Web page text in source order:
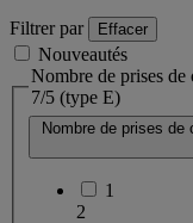
Filtrer par Effacer
Nouveautés
Nombre de prises
7/5 (type E)
Nombre de prises
1
2